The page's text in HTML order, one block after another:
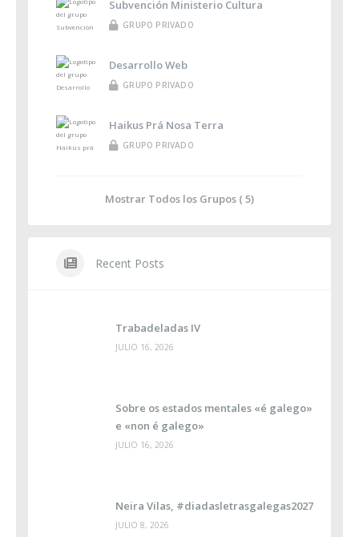
Subvención Ministerio Cultura
GRUPO PRIVADO
Desarrollo Web
GRUPO PRIVADO
Haikus Prá Nosa Terra
GRUPO PRIVADO
Mostrar Todos los Grupos ( 5)
Recent Posts
Trabadeladas IV
JULIO 16, 2026
Sobre os estados mentales «é galego»
e «non é galego»
JULIO 16, 2026
Neira Vilas, #diadasletrasgalegas2027
JULIO 8, 2026